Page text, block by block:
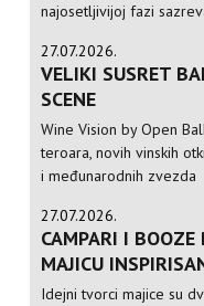
najosetljivijoj fazi
27.07.2026.
VELIKI SUSRET
SCENE
Wine Vision by Open
teroara, novih vinskih
i međunarodnih zvezda
27.07.2026.
CAMPARI I
MAJICU
Idejni tvorci majice su